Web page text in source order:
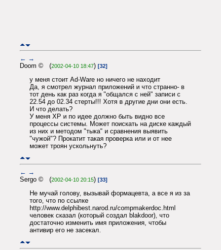
← →
Doom © (2002-04-10 18:47) [32]
у меня стоит Ad-Ware но ничего не находит
Да, я смотрел журнал приложений и что странно- в
тот день как раз когда я "общался с ней" записи с
22.54 до 02.34 стерты!!! Хотя в другие дни они есть.
И что делать?
У меня ХР и по идее должно быть видно все
процессы системы. Может поискать на диске каждый
из них и методом "тыка" и сравнения выявить
"чужой"? Прокатит такая проверка или и от нее
может троян ускольнуть?
← →
Sergo © (2002-04-10 20:15) [33]
Не мучай голову, вызывай формацевта, а все я из за
того, что по ссылке
http://www.delphibest.narod.ru/compmakerdoc.html
человек сказал (который создал blakdoor), что
достаточно изменить имя приложения, чтобы
антивир его не засекал.